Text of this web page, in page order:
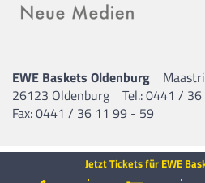
Jetzt Tickets für EWE
EWE Baskets Oldenburg
26123 Oldenburg
Tel.: 0441 /
Fax: 0441 / 36 11 99 - 59